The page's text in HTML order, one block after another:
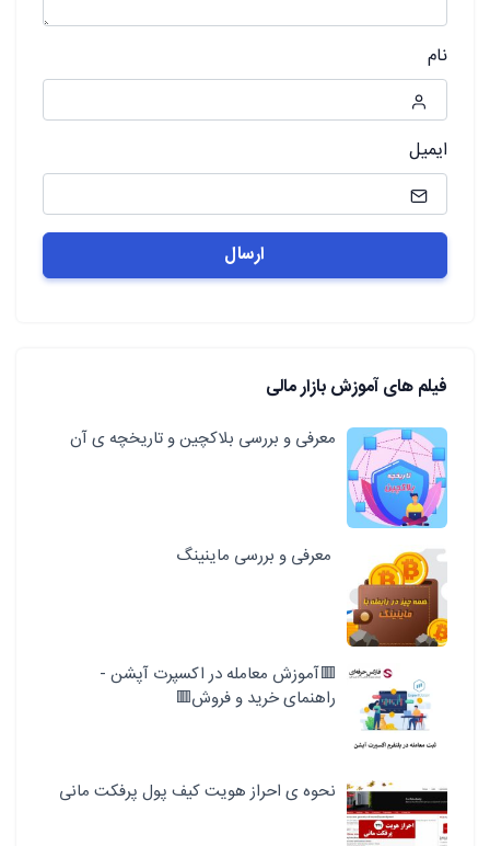
نام
ایمیل
فیلم های آموزش بازار مالی
معرفی و بررسی بلاکچین و تاریخچه ی آن
معرفی و بررسی ماینینگ
🟥آموزش معامله در اکسپرت آپشن -
راهنمای خرید و فروش🟥
نحوه ی احراز هویت کیف پول پرفکت مانی